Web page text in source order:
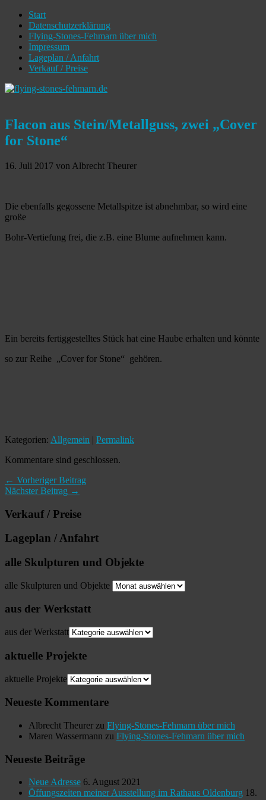
Start
Datenschutzerklärung
Flying-Stones-Fehmarn über mich
Impressum
Lageplan / Anfahrt
Verkauf / Preise
Flacon aus Stein/Metallguss, zwei „Cover
for Stone“
16. Juli 2017 von Albrecht Theurer
Die ebenfalls gegossene Metallspitze ist abnehmbar, so wird eine
große
Bohr-Vertiefung frei, die z.B. eine Blume aufnehmen kann.
Ein bereits fertiggestelltes Stück hat eine Haube erhalten und könnte
so zur Reihe „Cover for Stone“ gehören.
Kategorien: Allgemein | Permalink
Kommentare sind geschlossen.
← Vorheriger Beitrag
Nächster Beitrag →
Verkauf / Preise
Lageplan / Anfahrt
alle Skulpturen und Objekte
alle Skulpturen und Objekte
aus der Werkstatt
aus der Werkstatt
aktuelle Projekte
aktuelle Projekte
Neueste Kommentare
Albrecht Theurer zu Flying-Stones-Fehmarn über mich
Maren Wassermann zu Flying-Stones-Fehmarn über mich
Neueste Beiträge
Neue Adresse 6. August 2021
Öffungszeiten meiner Ausstellung im Rathaus Oldenburg 18.